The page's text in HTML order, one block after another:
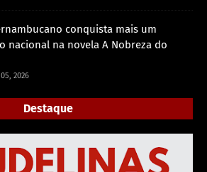
conquista mais um
nacional na novela A Nobreza do
2026
Destaque